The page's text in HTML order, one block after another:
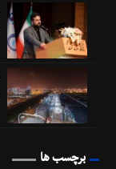
برچسب ها